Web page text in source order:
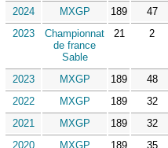
2024
MXGP 189 47
2023
Championnat
de france
Sable
21 2
2023 MXGP 189 48
2022
MXGP 189 32
2021
MXGP 189 32
2020
MXGP 189 35